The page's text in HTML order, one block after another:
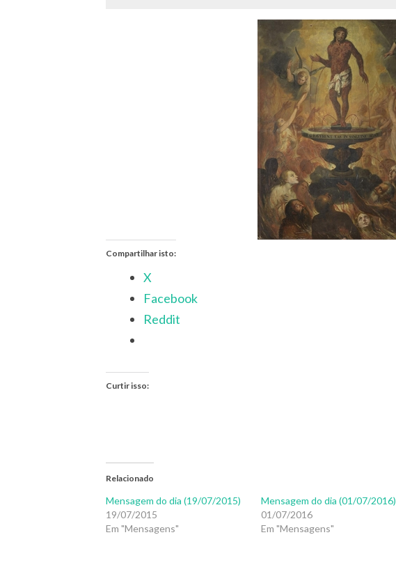
Compartilhar isto:
X
Facebook
Reddit
Curtir isso:
Relacionado
Mensagem do dia (19/07/2015)
19/07/2015
Em "Mensagens"
Mensagem do dia (01/07/2016)
01/07/2016
Em "Mensagens"